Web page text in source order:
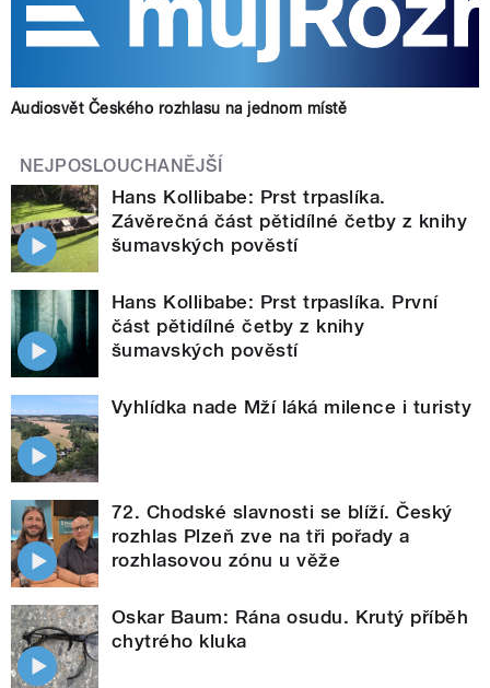
Audiosvět Českého rozhlasu na jednom místě
NEJPOSLOUCHANĚJŠÍ
Hans Kollibabe: Prst trpaslíka.
Závěrečná část pětidílné četby z knihy
šumavských pověstí
Hans Kollibabe: Prst trpaslíka. První
část pětidílné četby z knihy
šumavských pověstí
Vyhlídka nade Mží láká milence i turisty
72. Chodské slavnosti se blíží. Český
rozhlas Plzeň zve na tři pořady a
rozhlasovou zónu u věže
Oskar Baum: Rána osudu. Krutý příběh
chytrého kluka